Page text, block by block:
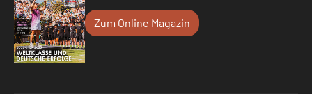
Zum Online Magazin